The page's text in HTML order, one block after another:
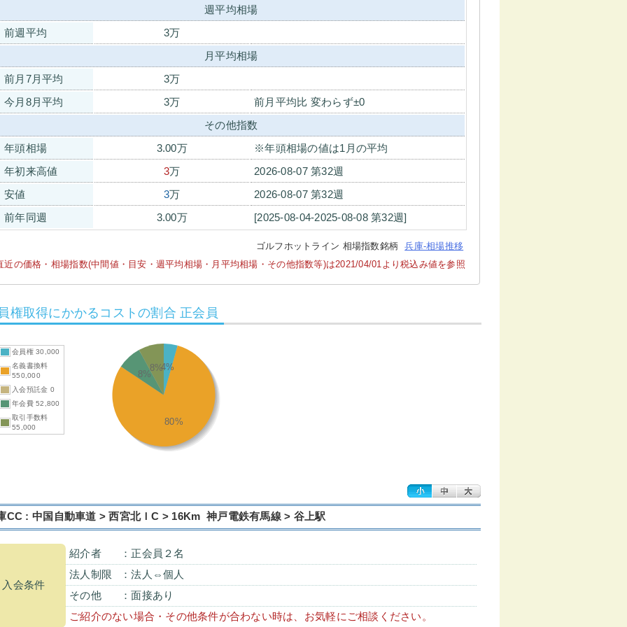
週平均相場
前週平均
3万
月平均相場
前月7月平均
3万
今月8月平均
3万
前月平均比 変わらず±0
その他指数
年頭相場
3.00万
※年頭相場の値は1月の平均
年初来高値
3万
2026-08-07 第32週
安値
3万
2026-08-07 第32週
前年同週
3.00万 [2025-08-04-2025-08-08 第32週]
ゴルフホットライン 相場指数銘柄
兵庫-相場推移
近の価格・相場指数(中間値・目安・週平均相場・月平均相場・その他指数等)は2021/04/01より税込み値を参照
権取得にかかるコストの割合 正会員
会員権 30,000
名義書換料
550,000
入会預託金 0
年会費 52,800
取引手数料
55,000
4%
80%
8%
8%
CC : 中国自動車道 > 西宮北ＩC > 16Km 神戸電鉄有馬線 > 谷上駅
入会条件
紹介者
：正会員２名
法人制限
：法人⇔個人
その他
：面接あり
ご紹介のない場合・その他条件が合わない時は、お気軽にご相談ください。